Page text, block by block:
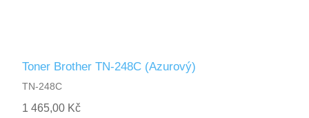
Toner Brother TN-248C (Azurový)
TN-248C
1 465,00 Kč